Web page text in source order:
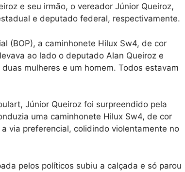
e seu irmão, o vereador Júnior Queiroz,
e deputado federal, respectivamente.
(BOP), a caminhonete Hilux Sw4, de cor
ao lado o deputado Alan Queiroz e
mulheres e um homem. Todos estavam
Júnior Queiroz foi surpreendido pela
uma caminhonete Hilux Sw4, de cor
via preferencial, colidindo violentamente no
pelos políticos subiu a calçada e só parou